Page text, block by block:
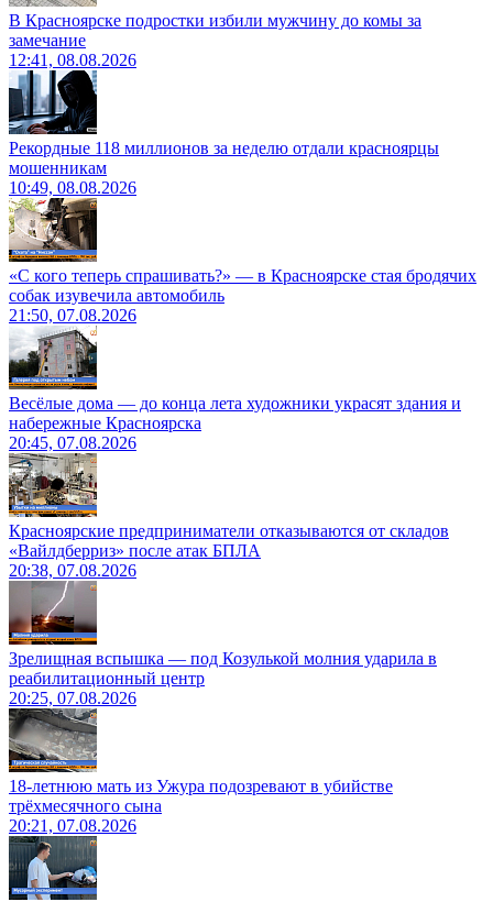
В Красноярске подростки избили мужчину до комы за
замечание
12:41, 08.08.2026
Рекордные 118 миллионов за неделю отдали красноярцы
мошенникам
10:49, 08.08.2026
«С кого теперь спрашивать?» — в Красноярске стая бродячих
собак изувечила автомобиль
21:50, 07.08.2026
Весёлые дома — до конца лета художники украсят здания и
набережные Красноярска
20:45, 07.08.2026
Красноярские предприниматели отказываются от складов
«Вайлдберриз» после атак БПЛА
20:38, 07.08.2026
Зрелищная вспышка — под Козулькой молния ударила в
реабилитационный центр
20:25, 07.08.2026
18-летнюю мать из Ужура подозревают в убийстве
трёхмесячного сына
20:21, 07.08.2026